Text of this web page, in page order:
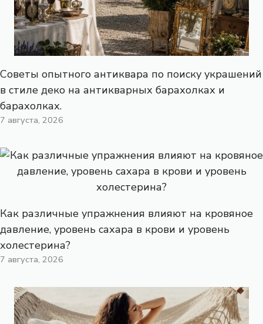
Советы опытного антиквара по поиску украшений
в стиле деко на антикварных барахолках и
барахолках.
7 августа, 2026
Как различные упражнения влияют на кровяное
давление, уровень сахара в крови и уровень
холестерина?
7 августа, 2026